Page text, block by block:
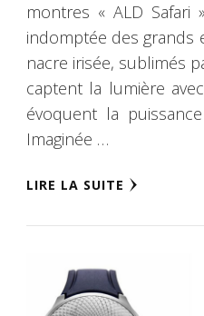
montres « ALD
indomptée des grands
nacre irisée, sublimés
captent la lumière
évoquent la
Imaginée …
LIRE LA SUITE